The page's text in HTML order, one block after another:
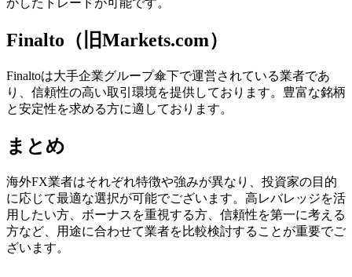
かしたトレードが可能です。
Finalto（旧Markets.com）
Finaltoは大手企業グループ傘下で運営されている業者であ
り、信頼性の高い取引環境を提供しております。豊富な銘柄
と安定性を求める方に適しております。
まとめ
海外FX業者はそれぞれ特徴や強みが異なり、投資家の目的
に応じて最適な選択が可能でございます。高レバレッジを活
用したい方、ボーナスを重視する方、信頼性を第一に考える
方など、用途に合わせて業者を比較検討することが重要でご
ざいます。